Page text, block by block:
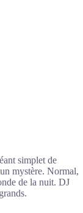
simplet de
mystère. Normal,
de la nuit. DJ